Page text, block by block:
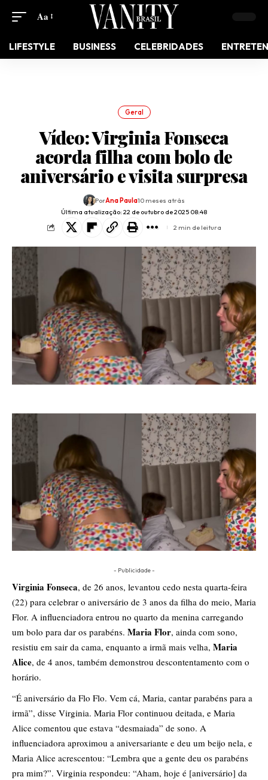
Aa
LIFESTYLE BUSINESS CELEBRIDADES
Geral
Vídeo: Virginia Fonseca
acorda filha com bolo de
aniversário e visita surpresa
Última atualização: 22 de outubro de 2025 08:48
PorAna Paula10 meses atrás
2 min de leitura
- Publicidade -
Virginia Fonseca, de 26 anos, levantou cedo nesta quarta-feira
(22) para celebrar o aniversário de 3 anos da filha do meio, Maria
Flor. A influenciadora entrou no quarto da menina carregando
um bolo para dar os parabéns. Maria Flor, ainda com sono,
resistiu em sair da cama, enquanto a irmã mais velha, Maria
Alice, de 4 anos, também demonstrou descontentamento com o
horário.
“É aniversário da Flo Flo. Vem cá, Maria, cantar parabéns para a
irmã”, disse Virginia. Maria Flor continuou deitada, e Maria
Alice comentou que estava “desmaiada” de sono. A
influenciadora aproximou a aniversariante e deu um beijo nela, e
Maria Alice acrescentou: “Lembra que a gente deu os parabéns
pra mim?”. Virginia respondeu: “Aham, hoje é [aniversário] da